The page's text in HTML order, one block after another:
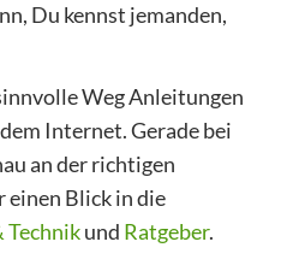
Du kennst jemanden,
Weg Anleitungen
Internet. Gerade bei
an der richtigen
einen Blick in die
Technikund Ratgeber.